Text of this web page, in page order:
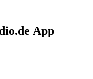
App